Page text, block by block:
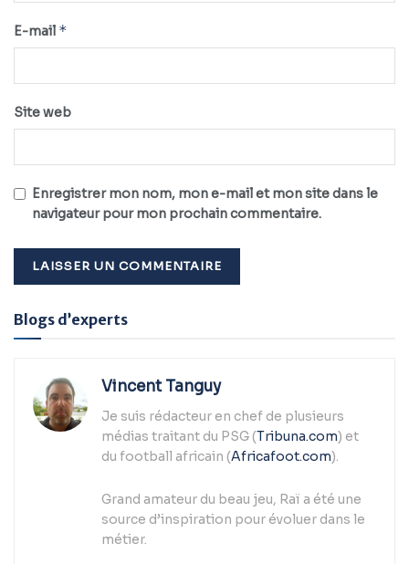
E-mail *
Site web
Enregistrer mon nom, mon e-mail et mon site dans le
navigateur pour mon prochain commentaire.
Alternative:
Blogs d’experts
Vincent Tanguy
Je suis rédacteur en chef de plusieurs
médias traitant du PSG (Tribuna.com) et
du football africain (Africafoot.com).
Grand amateur du beau jeu, Raï a été une
source d’inspiration pour évoluer dans le
métier.